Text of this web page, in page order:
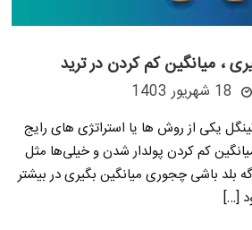
، میانگین کم کردن در ترید
18 شهریور 1403
یکی از روش ها یا استراتژی های رایج
کم کردن پولدار شدن و خیلی‌ها مثل
بلد باشی چجوری میانگین بگیری در بیشتر
[…]